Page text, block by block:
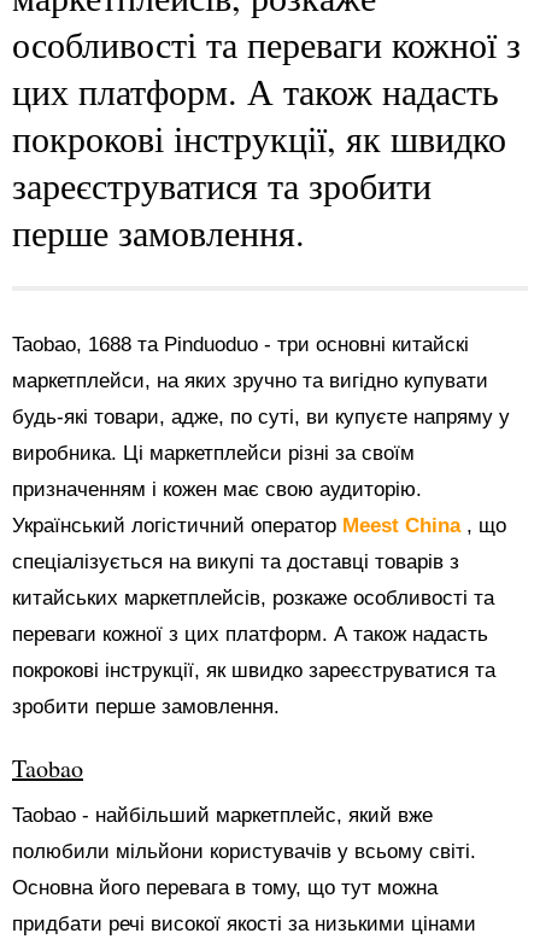
особливості та переваги кожної з
цих платформ. А також надасть
покрокові інструкції, як швидко
зареєструватися та зробити
перше замовлення.
Taobao, 1688 та Pinduoduo - три основні китайскі
маркетплейси, на яких зручно та вигідно купувати
будь-які товари, адже, по суті, ви купуєте напряму у
виробника. Ці маркетплейси різні за своїм
призначенням і кожен має свою аудиторію.
Український логістичний оператор Meest China , що
спеціалізується на викупі та доставці товарів з
китайських маркетплейсів, розкаже особливості та
переваги кожної з цих платформ. А також надасть
покрокові інструкції, як швидко зареєструватися та
зробити перше замовлення.
Taobao
Taobao - найбільший маркетплейс, який вже
полюбили мільйони користувачів у всьому світі.
Основна його перевага в тому, що тут можна
придбати речі високої якості за низькими цінами